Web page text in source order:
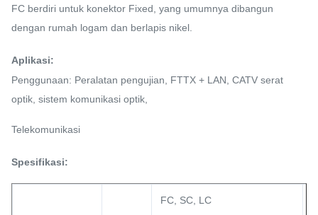
FC berdiri untuk konektor Fixed, yang umumnya dibangun
dengan rumah logam dan berlapis nikel.
Aplikasi:
Penggunaan: Peralatan pengujian, FTTX + LAN, CATV serat
optik, sistem komunikasi optik,
Telekomunikasi
Spesifikasi:
FC, SC, LC